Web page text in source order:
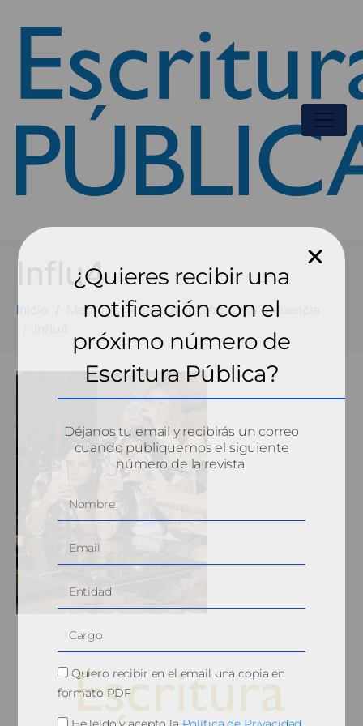
Influ4
Inicio
Mentiras virales: la ilusión de la influencia
¿Quieres recibir una
notificación con el
próximo número de
Escritura Pública?
Déjanos tu email y recibirás un correo
cuando publiquemos el siguiente
número de la revista.
Quiero recibir en el email una copia en
formato PDF